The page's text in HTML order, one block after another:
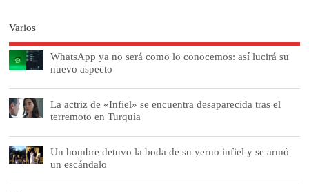
Varios
WhatsApp ya no será como lo conocemos: así lucirá su
nuevo aspecto
La actriz de «Infiel» se encuentra desaparecida tras el
terremoto en Turquía
Un hombre detuvo la boda de su yerno infiel y se armó
un escándalo